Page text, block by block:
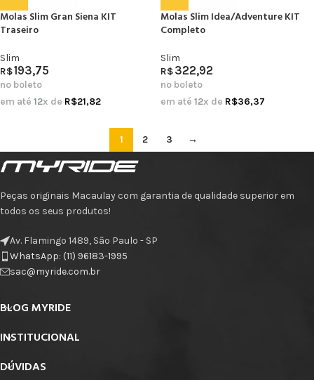
Molas Slim Gran Siena KIT
Traseiro
Slim
R$193,75
no boleto
em até 12x de R$21,82
Molas Slim Idea/Adventure KIT
Completo
Slim
R$322,92
no boleto
em até 12x de R$36,37
1 2 3 →
Peças originais Macaulay com garantia de qualidade superior em
todos os seus produtos!
Av. Flamingo 1489, São Paulo - SP
WhatsApp: (11) 96183-1995
sac@myride.com.br
BLOG MYRIDE
INSTITUCIONAL
DÚVIDAS